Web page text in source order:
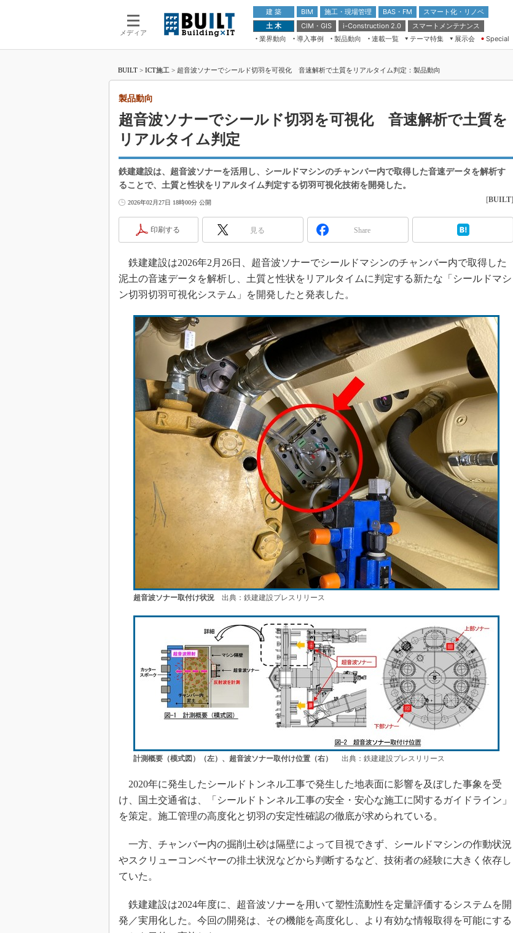
メディア
建 築 BIM 施工・現場管理 BAS・FM
スマート化・リノベ
土 木
CIM・GIS i-Construction 2.0
スマートメンテナンス
業界動向
導入事例 製品動向 連載一覧
テーマ特集
ドローンがもたらす建設業界の“ゲー
ムチェンジ” Ver.2.0
“Society5.0”時代のスマートビル
展示会
第8回 国際 建設・測量展
築・土木・不動産の先端技術展－
メンテナンス・レジリエンスOSAKA
日本 ものづくりワールド 2020
IGAS2018
Special
BUILT > ICT施工 > 超音波ソナーでシールド切羽を可視化 音速解析で土質をリアルタイム判定：製品動向
超音波ソナーでシールド切羽を可視化 音速解析で土質を
リアルタイム判定
製品動向
鉄建建設は、超音波ソナーを活用し、シールドマシンのチャンバー内で取得した音速データを解析す
ることで、土質と性状をリアルタイム判定する切羽可視化技術を開発した。
2026年02月27日 18時00分 公開 [BUILT]
印刷する 見る Share
鉄建建設は2026年2月26日、超音波ソナーでシールドマシンのチャンバー内で取得した
泥土の音速データを解析し、土質と性状をリアルタイムに判定する新たな「シールドマシ
ン切羽切羽可視化システム」を開発したと発表した。
超音波ソナー取付け状況出典：鉄建建設プレスリリース
計測概要（模式図）（左）、超音波ソナー取付け位置（右） 出典：鉄建建設プレスリリース
2020年に発生したシールドトンネル工事で発生した地表面に影響を及ぼした事象を受
け、国土交通省は、「シールドトンネル工事の安全・安心な施工に関するガイドライン」
を策定。施工管理の高度化と切羽の安定性確認の徹底が求められている。
一方、チャンバー内の掘削土砂は隔壁によって目視できず、シールドマシンの作動状況
やスクリューコンベヤーの排土状況などから判断するなど、技術者の経験に大きく依存し
ていた。
鉄建建設は2024年度に、超音波ソナーを用いて塑性流動性を定量評価するシステムを開
発／実用化した。今回の開発は、その機能を高度化し、より有効な情報取得を可能にする